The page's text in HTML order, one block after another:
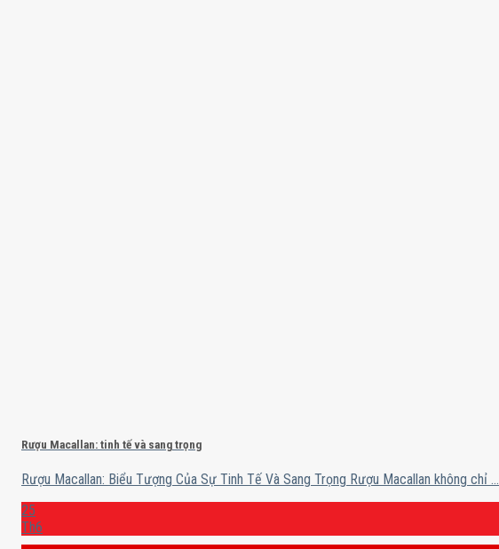
Rượu Macallan: tinh tế và sang trọng
Rượu Macallan: Biểu Tượng Của Sự Tinh Tế Và Sang Trọng Rượu Macallan không chỉ ...
25
Th6